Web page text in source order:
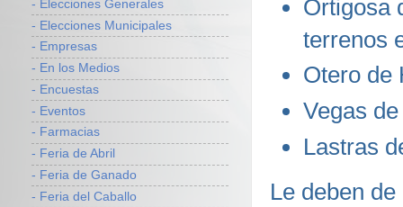
Ortigosa
terrenos
Otero de
Vegas
Lastras
Le deben
- Elecciones Generales
- Elecciones Municipales
- Empresas
- En los Medios
- Encuestas
- Eventos
- Farmacias
- Feria de Abril
- Feria de Ganado
- Feria del Caballo